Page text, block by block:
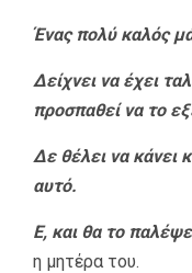
Ένας πολύ καλός
Δείχνει να έχει
προσπαθεί να το
Δε θέλει να κάνει
αυτό.
Ε, και θα το
η μητέρα του.